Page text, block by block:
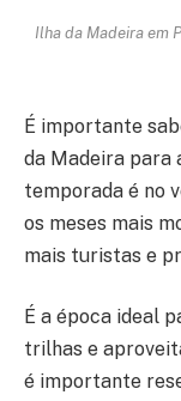
Ilha da Madeira em
É importante
da Madeira para
temporada é no
os meses mais
mais turistas e
É a época ideal
trilhas e
é importante